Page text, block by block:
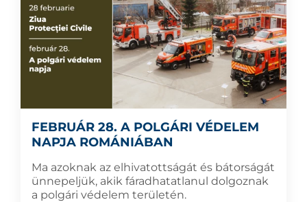
FEBRUÁR 28. A POLGÁRI VÉDELEM
NAPJA ROMÁNIÁBAN
Ma azoknak az elhivatottságát és bátorságát
ünnepeljük, akik fáradhatatlanul dolgoznak
a polgári védelem területén.